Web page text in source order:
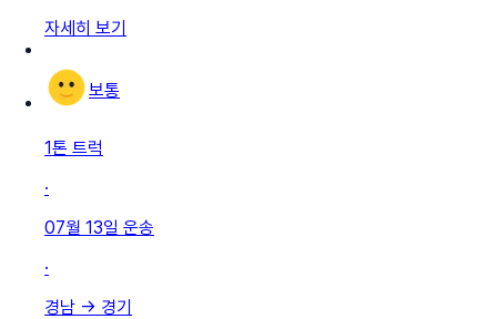
자세히 보기
보통
1톤 트럭
·
07월 13일 운송
·
경남 → 경기